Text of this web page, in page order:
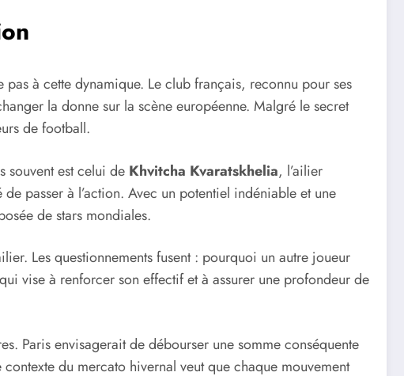
pas à cette dynamique. Le club français, reconnu pour ses
la donne sur la scène européenne. Malgré le secret
de football.
souvent est celui de Khvitcha Kvaratskhelia, l’ailier
passer à l’action. Avec un potentiel indéniable et une
de stars mondiales.
Les questionnements fusent : pourquoi un autre joueur
vise à renforcer son effectif et à assurer une profondeur de
Paris envisagerait de débourser une somme conséquente
du mercato hivernal veut que chaque mouvement